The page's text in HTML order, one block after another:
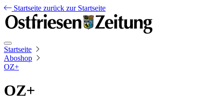
Startseite zurück zur Startseite
Startseite
Aboshop
OZ+
OZ+